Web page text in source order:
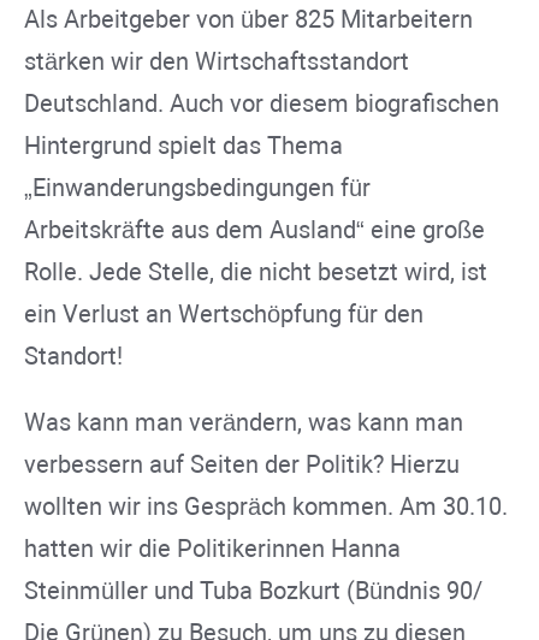
Als Arbeitgeber von über 825 Mitarbeitern
stärken wir den Wirtschaftsstandort
Deutschland. Auch vor diesem biografischen
Hintergrund spielt das Thema
„Einwanderungsbedingungen für
Arbeitskräfte aus dem Ausland“ eine große
Rolle. Jede Stelle, die nicht besetzt wird, ist
ein Verlust an Wertschöpfung für den
Standort!
Was kann man verändern, was kann man
verbessern auf Seiten der Politik? Hierzu
wollten wir ins Gespräch kommen. Am 30.10.
hatten wir die Politikerinnen Hanna
Steinmüller und Tuba Bozkurt (Bündnis 90/
Die Grünen) zu Besuch, um uns zu diesen